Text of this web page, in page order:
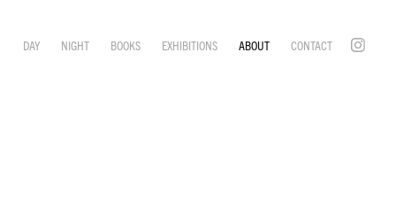
DAY NIGHT BOOKS EXHIBITIONS ABOUT CONTACT